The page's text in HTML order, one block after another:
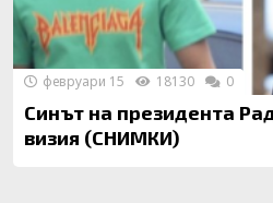
Синът на президента
визия (СНИМКИ)
февруари 15 18130 0